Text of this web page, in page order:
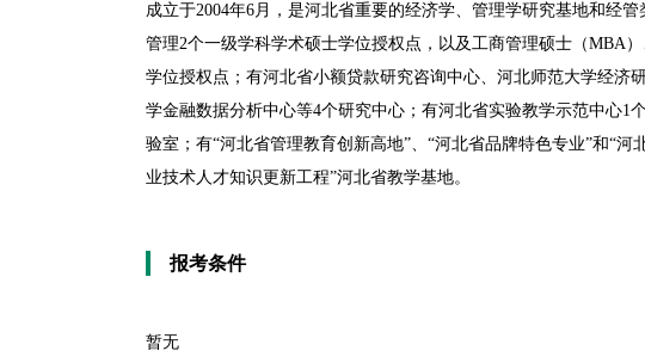
成立于2004年6月，是河北省重要的经济学、管理学研究基地和经
管理2个一级学科学术硕士学位授权点，以及工商管理硕士（MBA
学位授权点；有河北省小额贷款研究咨询中心、河北师范大学经济
学金融数据分析中心等4个研究中心；有河北省实验教学示范中心1
验室；有“河北省管理教育创新高地”、“河北省品牌特色专业”和“
业技术人才知识更新工程”河北省教学基地。
报考条件
暂无